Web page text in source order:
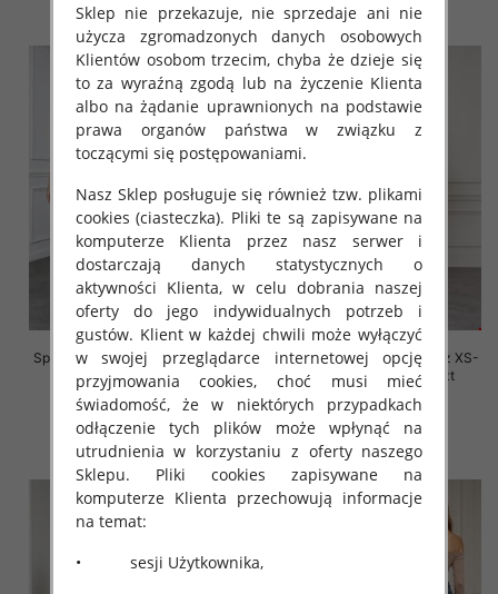
Spodnie damskie jeansy Roz XS-
XL, 1 Kolor Paczka 12 szt
55.00 zł
szczegóły
Spodnie damskie jeansy Roz XS-
XL, 1 Kolor Paczka 12 szt
54.00 zł
szczegóły
Sklep nie przekazuje, nie sprzedaje ani nie
użycza zgromadzonych danych osobowych
Klientów osobom trzecim, chyba że dzieje się
to za wyraźną zgodą lub na życzenie Klienta
albo na żądanie uprawnionych na podstawie
prawa organów państwa w związku z
toczącymi się postępowaniami.
Nasz Sklep posługuje się również tzw. plikami
cookies (ciasteczka). Pliki te są zapisywane na
komputerze Klienta przez nasz serwer i
dostarczają danych statystycznych o
aktywności Klienta, w celu dobrania naszej
oferty do jego indywidualnych potrzeb i
gustów. Klient w każdej chwili może wyłączyć
w swojej przeglądarce internetowej opcję
przyjmowania cookies, choć musi mieć
świadomość, że w niektórych przypadkach
odłączenie tych plików może wpłynąć na
utrudnienia w korzystaniu z oferty naszego
Sklepu. Pliki cookies zapisywane na
komputerze Klienta przechowują informacje
na temat:
• sesji Użytkownika,